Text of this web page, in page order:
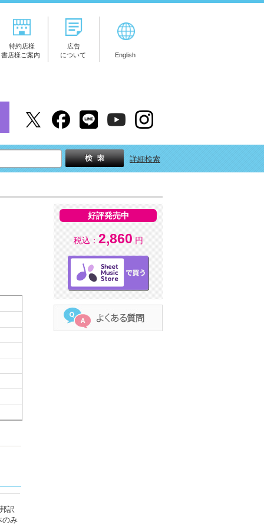
特約店様
書店様ご案内
広告
について
English
詳細検索
訳
のみ
好評発売中
税込： 2,860 円